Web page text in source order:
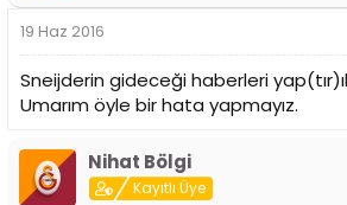
19 Haz 2016
Sneijderin gideceği haberleri
Umarım öyle bir hata yapmayız.
Nihat Bölgi
Kayıtlı Üye